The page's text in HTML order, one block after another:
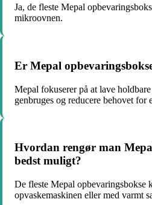
Ja, de fleste Mepal
mikroovnen.
Er Mepal
Mepal fokuserer på at lave
genbruges og reducere behovet for
Hvordan rengør man
bedst muligt?
De fleste Mepal opbevaringsbokse
opvaskemaskinen eller med varmt